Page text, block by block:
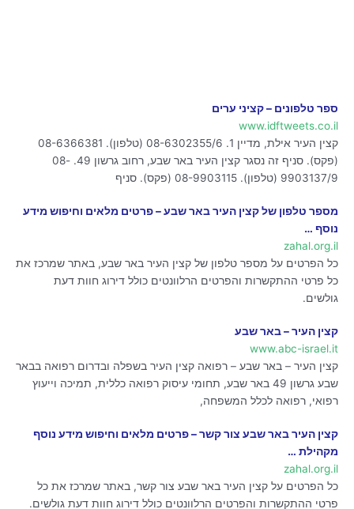
ספר טלפונים – קציני ערים
www.idftweets.co.il
קצין העיר אילת, מדיין 1. 08-6302355/6 (טלפון). 08-6366381
(פקס). סניף זה נסגר קצין העיר באר שבע, רחוב גרשון 49. 08-
9903137/9 (טלפון). 08-9903115 (פקס). סניף
מספר טלפון של קצין העיר באר שבע – פרטים מלאים וחיפוש מידע
נוסף …
zahal.org.il
כל הפרטים על מספר טלפון של קצין העיר באר שבע, באתר שמרכז את
כל פרטי ההתקשרות והפרטים הרלוונטים כולל דירוג חוות דעת
גולשים.
קצין העיר – באר שבע
www.abc-israel.it
קצין העיר – באר שבע – רפואה קצין העיר בשפלה ובדרום רפואה בבאר
שבע גרשון 49 באר שבע, תחומי עיסוק רפואה כללית, תמיכה וייעוץ
רפואי, רפואה לכלל המשפחה,
קצין העיר באר שבע צור קשר – פרטים מלאים וחיפוש מידע נוסף
מקהילת …
zahal.org.il
כל הפרטים על קצין העיר באר שבע צור קשר, באתר שמרכז את כל
פרטי ההתקשרות והפרטים הרלוונטים כולל דירוג חוות דעת גולשים.